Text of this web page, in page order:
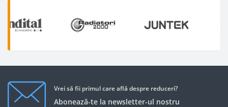
Vrei să fii primul care află despre reduceri?
Abonează-te la newsletter-ul nostru